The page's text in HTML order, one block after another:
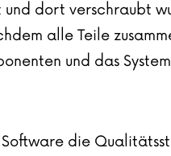
dort verschraubt
alle Teile
und das
die